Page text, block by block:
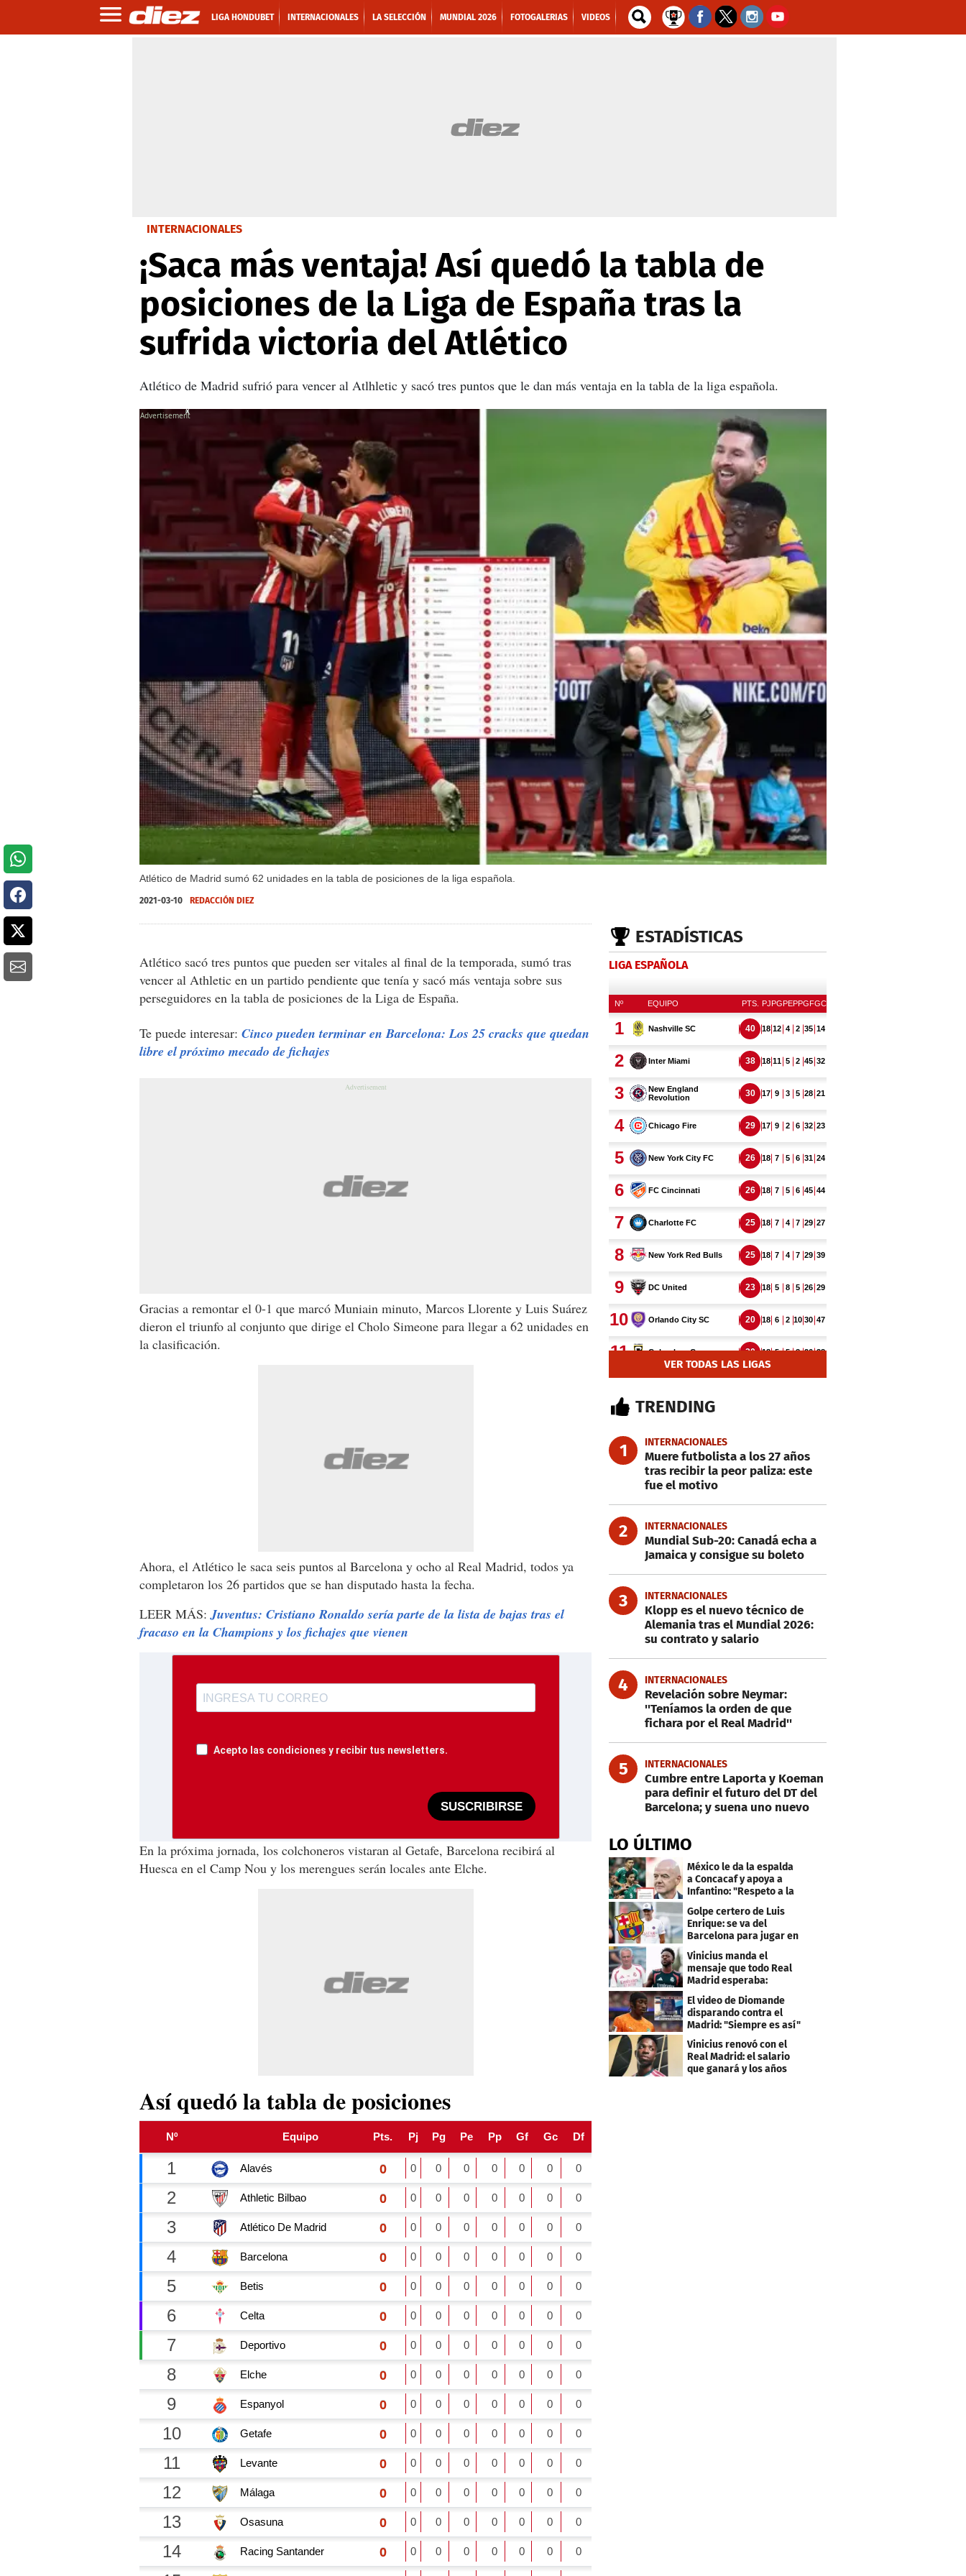
LIGA HONDUBET INTERNACIONALES LA SELECCIÓN MUNDIAL 2026 FOTOGALERIAS VIDEOS
INTERNACIONALES
¡Saca más ventaja! Así quedó la tabla de
posiciones de la Liga de España tras la
sufrida victoria del Atlético
Atlético de Madrid sufrió para vencer al Atlhletic y sacó tres puntos que le dan más ventaja en la tabla de la liga española.
Atlético de Madrid sumó 62 unidades en la tabla de posiciones de la liga española.
X
2021-03-10 REDACCIÓN DIEZ
Atlético sacó tres puntos que pueden ser vitales al final de la temporada, sumó tras
vencer al Athletic en un partido pendiente que tenía y sacó más ventaja sobre sus
perseguidores en la tabla de posiciones de la Liga de España.
Te puede interesar: Cinco pueden terminar en Barcelona: Los 25 cracks que quedan
libre el próximo mecado de fichajes
Gracias a remontar el 0-1 que marcó Muniain minuto, Marcos Llorente y Luis Suárez
dieron el triunfo al conjunto que dirige el Cholo Simeone para llegar a 62 unidades en
la clasificación.
Ahora, el Atlético le saca seis puntos al Barcelona y ocho al Real Madrid, todos ya
completaron los 26 partidos que se han disputado hasta la fecha.
LEER MÁS:Juventus: Cristiano Ronaldo sería parte de la lista de bajas tras el
fracaso en la Champions y los fichajes que vienen
Acepto las condiciones y recibir tus newsletters.
SUSCRIBIRSE
En la próxima jornada, los colchoneros vistaran al Getafe, Barcelona recibirá al
Huesca en el Camp Nou y los merengues serán locales ante Elche.
Así quedó la tabla de posiciones
ESTADÍSTICAS
LIGA ESPAÑOLA
VER TODAS LAS LIGAS
TRENDING
1 INTERNACIONALES
Muere futbolista a los 27 años
tras recibir la peor paliza: este
fue el motivo
2 INTERNACIONALES
Mundial Sub-20: Canadá echa a
Jamaica y consigue su boleto
3 INTERNACIONALES
Klopp es el nuevo técnico de
Alemania tras el Mundial 2026:
su contrato y salario
4 INTERNACIONALES
Revelación sobre Neymar:
''Teníamos la orden de que
fichara por el Real Madrid''
5 INTERNACIONALES
Cumbre entre Laporta y Koeman
para definir el futuro del DT del
Barcelona; y suena uno nuevo
LO ÚLTIMO
México le da la espalda
a Concacaf y apoya a
Infantino: "Respeto a la
gobernanza"
Golpe certero de Luis
Enrique: se va del
Barcelona para jugar en
el PSG
Vinicius manda el
mensaje que todo Real
Madrid esperaba:
"Mourinho..."
El video de Diomande
disparando contra el
Madrid: "Siempre es así"
Vinicius renovó con el
Real Madrid: el salario
que ganará y los años